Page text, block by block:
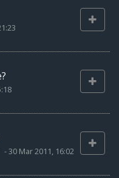
-30 Mar 2011, 16:02